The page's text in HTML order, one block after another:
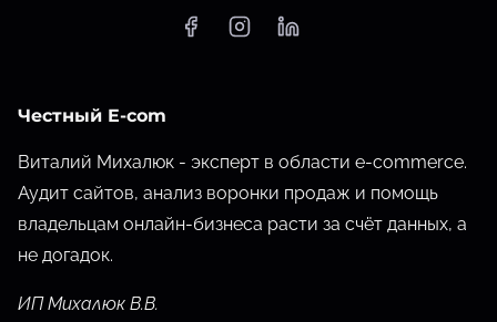
Честный E-com
Виталий Михалюк - эксперт в области e-commerce.
Аудит сайтов, анализ воронки продаж и помощь
владельцам онлайн-бизнеса расти за счёт данных, а
не догадок.
ИП Михалюк В.В.